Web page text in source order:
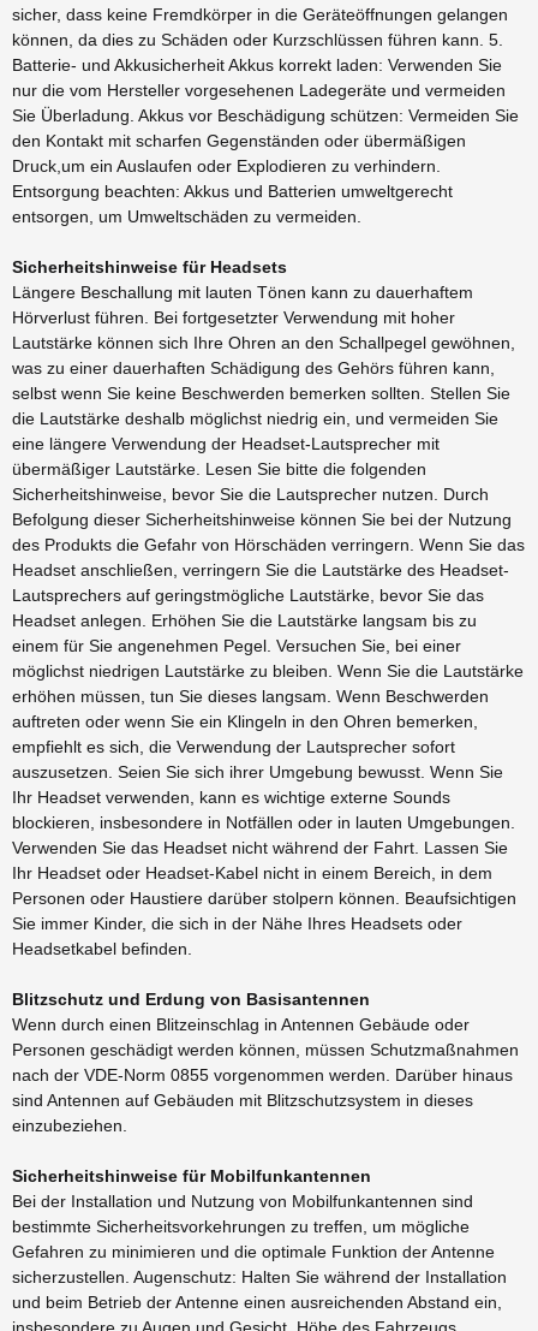
sicher, dass keine Fremdkörper in die Geräteöffnungen gelangen
können, da dies zu Schäden oder Kurzschlüssen führen kann. 5.
Batterie- und Akkusicherheit Akkus korrekt laden: Verwenden Sie
nur die vom Hersteller vorgesehenen Ladegeräte und vermeiden
Sie Überladung. Akkus vor Beschädigung schützen: Vermeiden Sie
den Kontakt mit scharfen Gegenständen oder übermäßigen
Druck,um ein Auslaufen oder Explodieren zu verhindern.
Entsorgung beachten: Akkus und Batterien umweltgerecht
entsorgen, um Umweltschäden zu vermeiden.
Sicherheitshinweise für Headsets
Längere Beschallung mit lauten Tönen kann zu dauerhaftem
Hörverlust führen. Bei fortgesetzter Verwendung mit hoher
Lautstärke können sich Ihre Ohren an den Schallpegel gewöhnen,
was zu einer dauerhaften Schädigung des Gehörs führen kann,
selbst wenn Sie keine Beschwerden bemerken sollten. Stellen Sie
die Lautstärke deshalb möglichst niedrig ein, und vermeiden Sie
eine längere Verwendung der Headset-Lautsprecher mit
übermäßiger Lautstärke. Lesen Sie bitte die folgenden
Sicherheitshinweise, bevor Sie die Lautsprecher nutzen. Durch
Befolgung dieser Sicherheitshinweise können Sie bei der Nutzung
des Produkts die Gefahr von Hörschäden verringern. Wenn Sie das
Headset anschließen, verringern Sie die Lautstärke des Headset-
Lautsprechers auf geringstmögliche Lautstärke, bevor Sie das
Headset anlegen. Erhöhen Sie die Lautstärke langsam bis zu
einem für Sie angenehmen Pegel. Versuchen Sie, bei einer
möglichst niedrigen Lautstärke zu bleiben. Wenn Sie die Lautstärke
erhöhen müssen, tun Sie dieses langsam. Wenn Beschwerden
auftreten oder wenn Sie ein Klingeln in den Ohren bemerken,
empfiehlt es sich, die Verwendung der Lautsprecher sofort
auszusetzen. Seien Sie sich ihrer Umgebung bewusst. Wenn Sie
Ihr Headset verwenden, kann es wichtige externe Sounds
blockieren, insbesondere in Notfällen oder in lauten Umgebungen.
Verwenden Sie das Headset nicht während der Fahrt. Lassen Sie
Ihr Headset oder Headset-Kabel nicht in einem Bereich, in dem
Personen oder Haustiere darüber stolpern können. Beaufsichtigen
Sie immer Kinder, die sich in der Nähe Ihres Headsets oder
Headsetkabel befinden.
Blitzschutz und Erdung von Basisantennen
Wenn durch einen Blitzeinschlag in Antennen Gebäude oder
Personen geschädigt werden können, müssen Schutzmaßnahmen
nach der VDE-Norm 0855 vorgenommen werden. Darüber hinaus
sind Antennen auf Gebäuden mit Blitzschutzsystem in dieses
einzubeziehen.
Sicherheitshinweise für Mobilfunkantennen
Bei der Installation und Nutzung von Mobilfunkantennen sind
bestimmte Sicherheitsvorkehrungen zu treffen, um mögliche
Gefahren zu minimieren und die optimale Funktion der Antenne
sicherzustellen. Augenschutz: Halten Sie während der Installation
und beim Betrieb der Antenne einen ausreichenden Abstand ein,
insbesondere zu Augen und Gesicht. Höhe des Fahrzeugs